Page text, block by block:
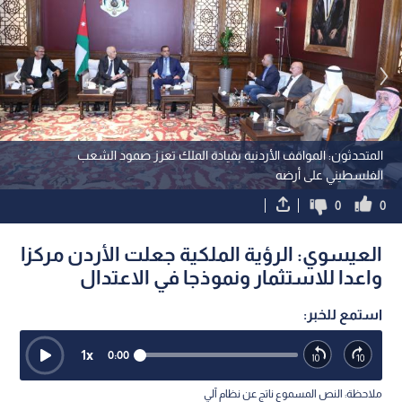
المتحدثون: المواقف الأردنية بقيادة الملك تعزز صمود الشعب
الفلسطيني على أرضه
0
0
العيسوي: الرؤية الملكية جعلت الأردن مركزا
واعدا للاستثمار ونموذجا في الاعتدال
استمع للخبر:
0:00
1x
ملاحظة: النص المسموع ناتج عن نظام آلي